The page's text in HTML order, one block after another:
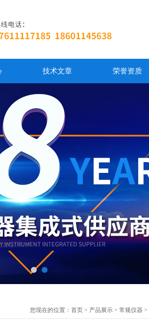
技术文章 荣誉资质
您现在的位置： 首页 > 产品展示 > 常规仪器 >